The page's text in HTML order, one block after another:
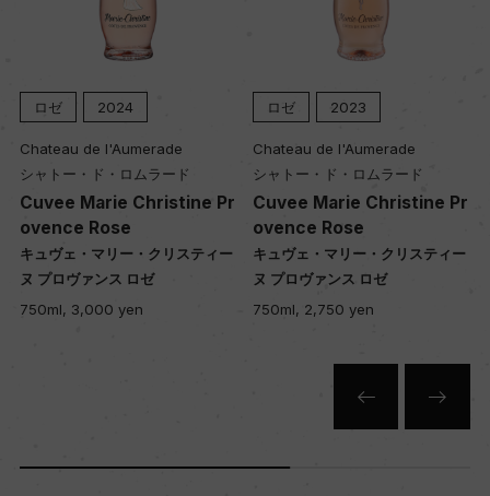
醗酵：コンクリートタンク
熟成：コンクリートタンクにて2か月
年間生産量
250000
栽培面積
20hl/ha
ロゼ 2024
Chateau de l'Aumerade
シャトー・ド・ロムラード
Cuvee Marie Christine Pr
ovence Rose
キュヴェ・マリー・クリスティー
ヌ プロヴァンス ロゼ
750ml, 3,000 yen
ロゼ 2023
Chateau de l'Aumerade
シャトー・ド・ロムラード
Cuvee Marie Christine Pr
ovence Rose
キュヴェ・マリー・クリスティー
ヌ プロヴァンス ロゼ
750ml, 2,750 yen